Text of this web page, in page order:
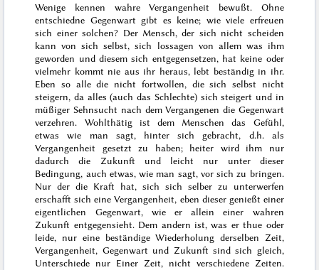
Wenige kennen wahre Vergangenheit bewußt. Ohne
entschiedne Gegenwart gibt es keine; wie viele erfreuen
sich einer solchen? Der Mensch, der sich nicht scheiden
kann von sich selbst, sich lossagen von allem was ihm
geworden und diesem sich entgegensetzen, hat keine oder
vielmehr kommt nie aus ihr heraus, lebt beständig in ihr.
Eben so alle die nicht fortwollen, die sich selbst nicht
steigern, da alles (auch das Schlechte) sich steigert und in
müßiger Sehnsucht nach dem Vergangenen die Gegenwart
verzehren. Wohlthätig ist dem Menschen das Gefühl,
etwas wie man sagt, hinter sich gebracht, d.h. als
Vergangenheit gesetzt zu haben; heiter wird ihm nur
dadurch die Zukunft und leicht nur unter dieser
Bedingung, auch etwas, wie man sagt, vor sich zu bringen.
Nur der die Kraft hat, sich sich selber zu unterwerfen
erschafft sich eine Vergangenheit, eben dieser genießt einer
eigentlichen Gegenwart, wie er allein einer wahren
Zukunft entgegensieht. Dem andern ist, was er thue oder
leide, nur eine beständige Wiederholung derselben Zeit,
Vergangenheit, Gegenwart und Zukunft sind sich gleich,
Unterschiede nur Einer Zeit, nicht verschiedene Zeiten.